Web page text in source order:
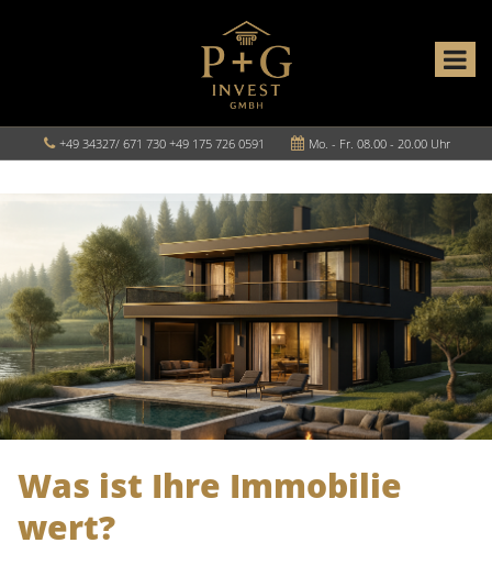
+49 34327/ 671 730 +49 175 726 0591 Mo. - Fr. 08.00 - 20.00 Uhr
Was ist Ihre Immobilie
wert?